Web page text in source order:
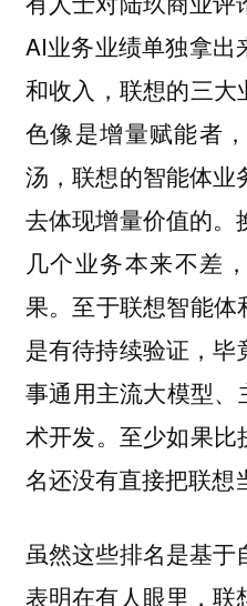
AI业务业绩单独拿出
和收入，联想的三大
色像是增量赋能者
汤，联想的智能体业
去体现增量价值的。
几个业务本来不差
果。至于联想智能
是有待持续验证，毕
事通用主流大模型
术开发。至少如果
名还没有直接把联想
虽然这些排名是基
表明在有人眼里，联